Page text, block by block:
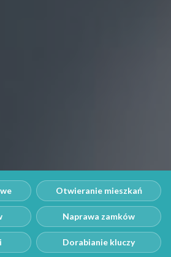
Otwieranie mieszkań
Naprawa zamków
Dorabianie kluczy